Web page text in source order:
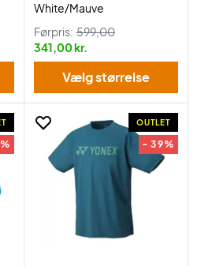
White/Mauve
Førpris: 599,00
341,00 kr.
Vælg størrelse
OUTLET
- 39%